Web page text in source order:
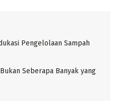
Pengelolaan Sampah
Seberapa Banyak yang